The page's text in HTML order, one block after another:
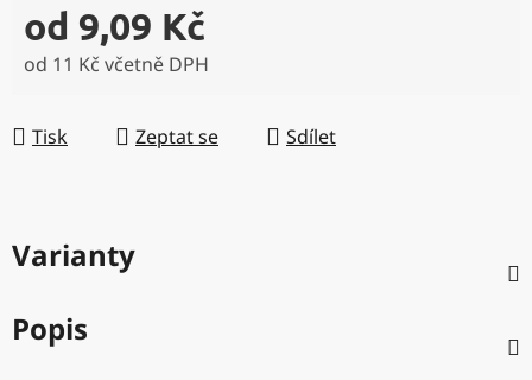
od 9,09 Kč
od 11 Kč včetně DPH
Tisk
Zeptat se Sdílet
Varianty
Popis